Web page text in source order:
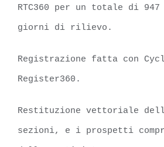
RTC360 per un totale di
giorni di rilievo.
Registrazione fatta con
Register360.
Restituzione vettoriale
sezioni, e i prospetti